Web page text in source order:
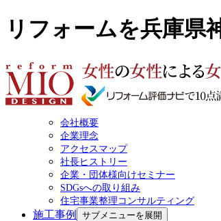
リフォームを兵庫県
会社概要
企業理念
アクセスマップ
社長ヒストリー
企業・団体様向けセミナー
SDGsへの取り組み
住宅事業整理コンサルティング
施工事例
サブメニューを展開